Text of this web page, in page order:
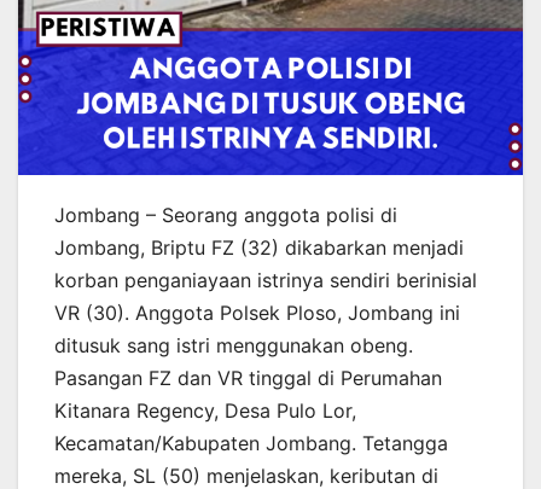
Jombang – Seorang anggota polisi di
Jombang, Briptu FZ (32) dikabarkan menjadi
korban penganiayaan istrinya sendiri berinisial
VR (30). Anggota Polsek Ploso, Jombang ini
ditusuk sang istri menggunakan obeng.
Pasangan FZ dan VR tinggal di Perumahan
Kitanara Regency, Desa Pulo Lor,
Kecamatan/Kabupaten Jombang. Tetangga
mereka, SL (50) menjelaskan, keributan di